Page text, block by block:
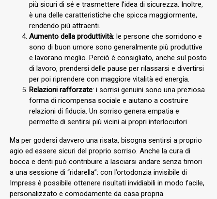
più sicuri di sé e trasmettere l’idea di sicurezza. Inoltre,
è una delle caratteristiche che spicca maggiormente,
rendendo più attraenti.
Aumento della produttività: le persone che sorridono e
sono di buon umore sono generalmente più produttive
e lavorano meglio. Perciò è consigliato, anche sul posto
di lavoro, prendersi delle pause per rilassarsi e divertirsi
per poi riprendere con maggiore vitalità ed energia.
Relazioni rafforzate: i sorrisi genuini sono una preziosa
forma di ricompensa sociale e aiutano a costruire
relazioni di fiducia. Un sorriso genera empatia e
permette di sentirsi più vicini ai propri interlocutori.
Ma per godersi davvero una risata, bisogna sentirsi a proprio
agio ed essere sicuri del proprio sorriso. Anche la cura di
bocca e denti può contribuire a lasciarsi andare senza timori
a una sessione di “ridarella”: con l’ortodonzia invisibile di
Impress è possibile ottenere risultati invidiabili in modo facile,
personalizzato e comodamente da casa propria.